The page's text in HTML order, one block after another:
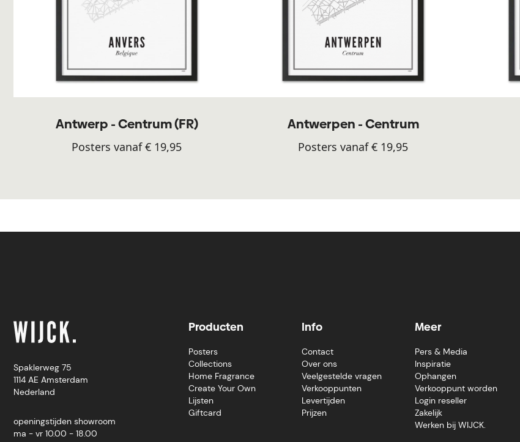
Antwerp - Centrum (FR)
Posters vanaf € 19,95
Antwerpen - Centrum
Posters vanaf € 19,95
Spaklerweg 75
1114 AE Amsterdam
Nederland
openingstijden showroom
ma - vr 10.00 - 18.00
Producten
Posters
Collections
Home Fragrance
Create Your Own
Lijsten
Giftcard
Info
Contact
Over ons
Veelgestelde vragen
Verkooppunten
Levertijden
Prijzen
Meer
Pers & Media
Inspiratie
Ophangen
Verkooppunt worden
Login reseller
Zakelijk
Werken bij WIJCK.